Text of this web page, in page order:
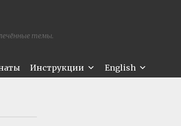
темы.
Инструкции English